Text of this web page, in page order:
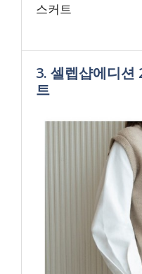
스커트
3. 셀렙샵에디션
트